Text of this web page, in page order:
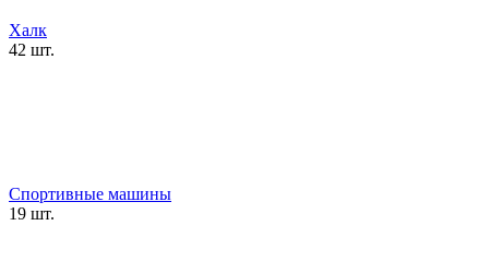
Халк
42 шт.
Спортивные машины
19 шт.